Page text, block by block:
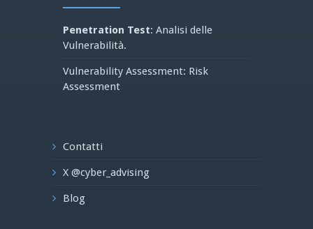
Penetration Test: Analisi delle
Vulnerabilità.
Vulnerability Assessment: Risk
Assessment
Contatti
X @cyber_advising
Blog